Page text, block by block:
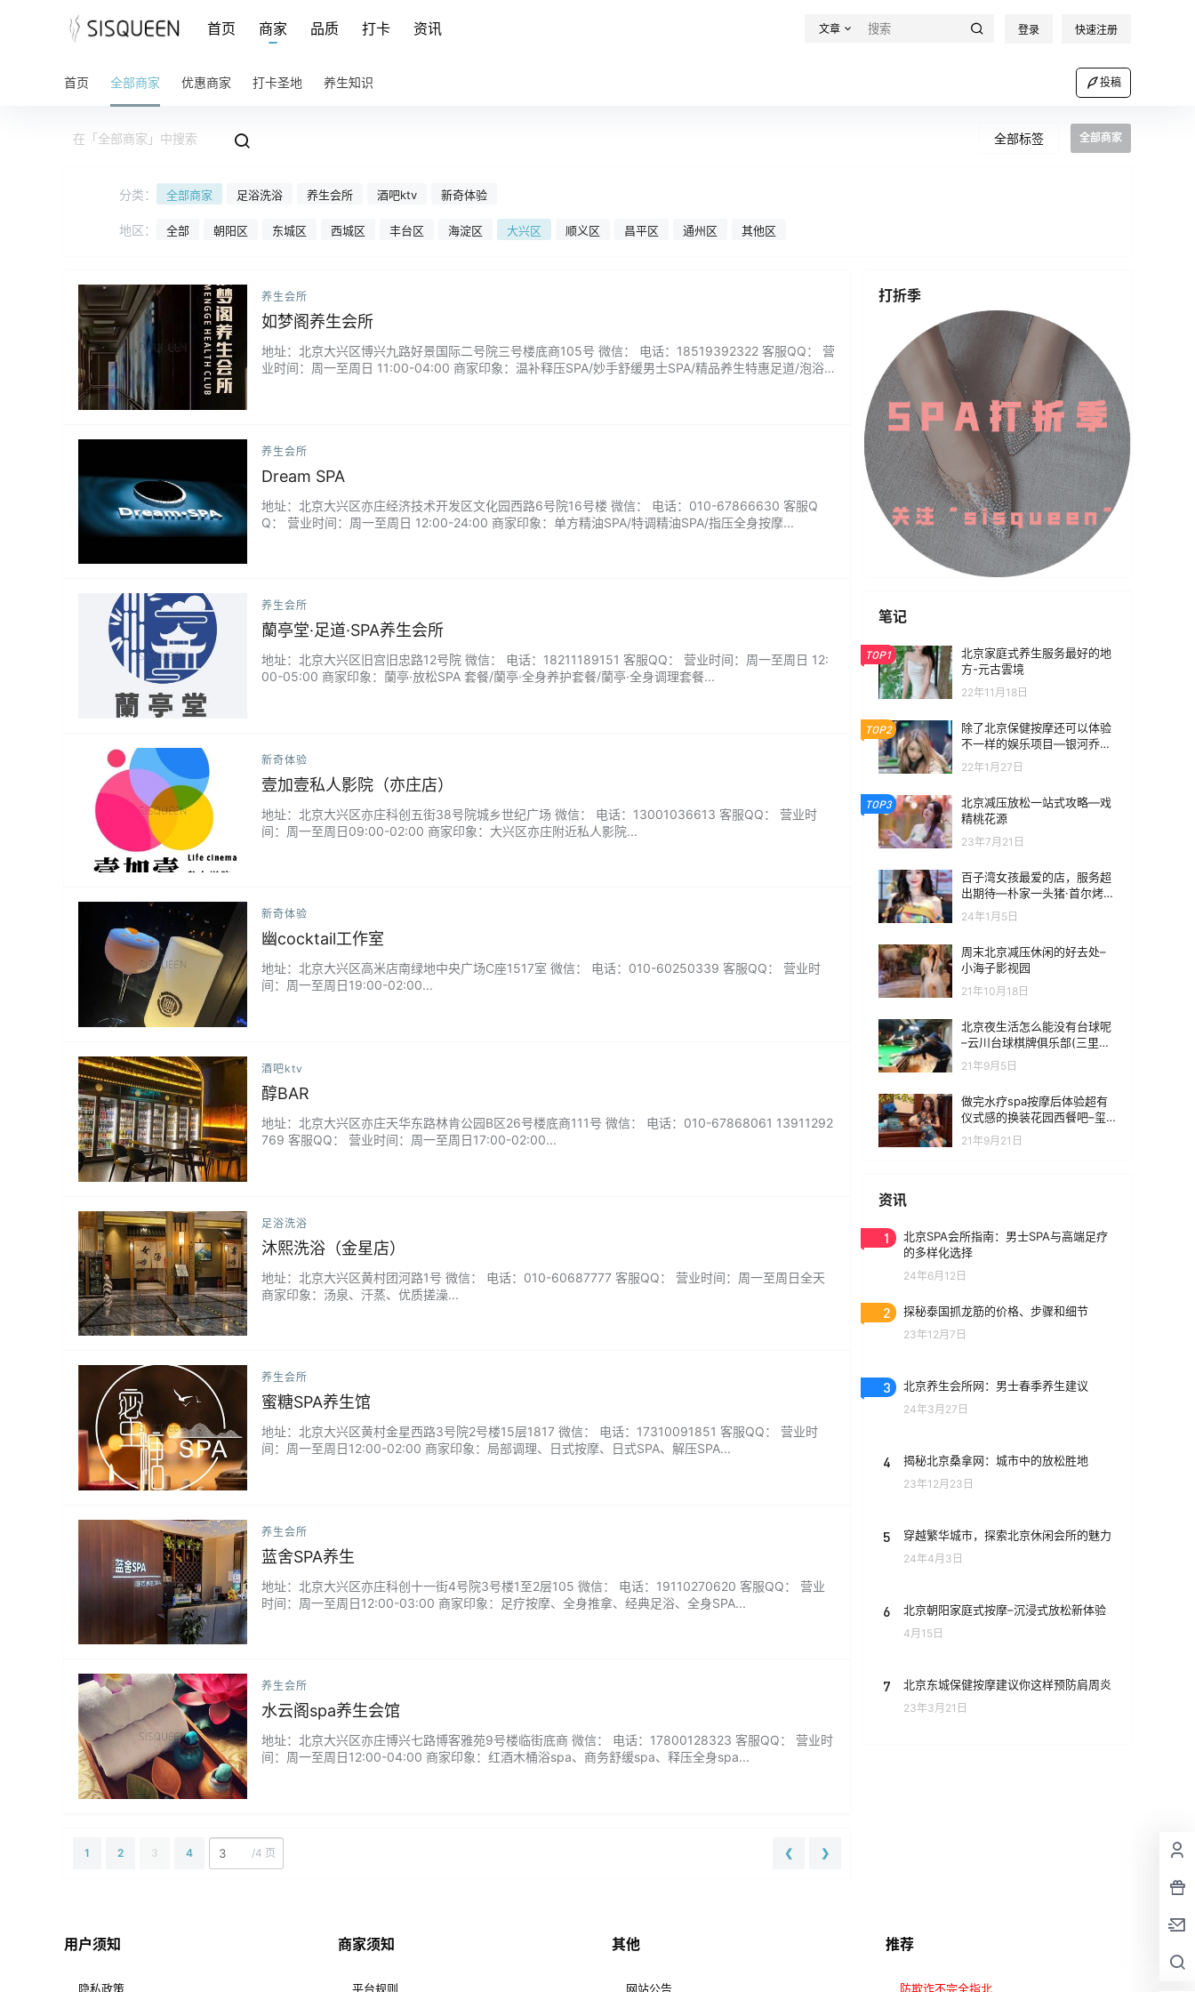
首页 商家 品质 打卡 资讯 文章 登录 快速注册
首页 全部商家 优惠商家 打卡圣地 养生知识 投稿
全部标签 全部商家
分类： 全部商家 足浴洗浴 养生会所 酒吧ktv 新奇体验
地区： 全部 朝阳区 东城区 西城区 丰台区 海淀区 大兴区 顺义区 昌平区 通州区 其他区
养生会所
如梦阁养生会所
地址：北京大兴区博兴九路好景国际二号院三号楼底商105号 微信： 电话：18519392322 客服QQ： 营
业时间：周一至周日 11:00-04:00 商家印象：温补释压SPA/妙手舒缓男士SPA/精品养生特惠足道/泡浴
养生会所
Dream SPA
地址：北京大兴区亦庄经济技术开发区文化园西路6号院16号楼 微信： 电话：010-67866630 客服Q
Q： 营业时间：周一至周日 12:00-24:00 商家印象：单方精油SPA/特调精油SPA/指压全身按摩...
养生会所
蘭亭堂·足道·SPA养生会所
地址：北京大兴区旧宫旧忠路12号院 微信： 电话：18211189151 客服QQ： 营业时间：周一至周日 12:
00-05:00 商家印象：蘭亭·放松SPA 套餐/蘭亭·全身养护套餐/蘭亭·全身调理套餐...
新奇体验
壹加壹私人影院（亦庄店）
地址：北京大兴区亦庄科创五街38号院城乡世纪广场 微信： 电话：13001036613 客服QQ： 营业时
间：周一至周日09:00-02:00 商家印象：大兴区亦庄附近私人影院...
新奇体验
幽cocktail工作室
地址：北京大兴区高米店南绿地中央广场C座1517室 微信： 电话：010-60250339 客服QQ： 营业时
间：周一至周日19:00-02:00...
酒吧ktv
醇BAR
地址：北京大兴区亦庄天华东路林肯公园B区26号楼底商111号 微信： 电话：010-67868061 13911292
769 客服QQ： 营业时间：周一至周日17:00-02:00...
足浴洗浴
沐熙洗浴（金星店）
地址：北京大兴区黄村团河路1号 微信： 电话：010-60687777 客服QQ： 营业时间：周一至周日全天
商家印象：汤泉、汗蒸、优质搓澡...
养生会所
蜜糖SPA养生馆
地址：北京大兴区黄村金星西路3号院2号楼15层1817 微信： 电话：17310091851 客服QQ： 营业时
间：周一至周日12:00-02:00 商家印象：局部调理、日式按摩、日式SPA、解压SPA...
养生会所
蓝舍SPA养生
地址：北京大兴区亦庄科创十一街4号院3号楼1至2层105 微信： 电话：19110270620 客服QQ： 营业
时间：周一至周日12:00-03:00 商家印象：足疗按摩、全身推拿、经典足浴、全身SPA...
养生会所
水云阁spa养生会馆
地址：北京大兴区亦庄博兴七路博客雅苑9号楼临街底商 微信： 电话：17800128323 客服QQ： 营业时
间：周一至周日12:00-04:00 商家印象：红酒木桶浴spa、商务舒缓spa、释压全身spa...
1 2 3 4 /4 页 ❮ ❯
打折季
笔记
TOP1
北京家庭式养生服务最好的地
方-元古雲境
22年11月18日
TOP2
除了北京保健按摩还可以体验
不一样的娱乐项目—银河乔氏
台球俱乐部
22年1月27日
TOP3
北京减压放松一站式攻略—戏
精桃花源
23年7月21日
百子湾女孩最爱的店，服务超
出期待—朴家一头猪·首尔烤肉
小排档（北京首店）
24年1月5日
周末北京减压休闲的好去处–
小海子影视园
21年10月18日
北京夜生活怎么能没有台球呢
–云川台球棋牌俱乐部(三里屯
店)
21年9月5日
做完水疗spa按摩后体验超有
仪式感的换装花园西餐吧–玺·
花园西餐吧
21年9月21日
资讯
1
北京SPA会所指南：男士SPA与高端足疗
的多样化选择
24年6月12日
2 探秘泰国抓龙筋的价格、步骤和细节
23年12月7日
3 北京养生会所网：男士春季养生建议
24年3月27日
4 揭秘北京桑拿网：城市中的放松胜地
23年12月23日
5 穿越繁华城市，探索北京休闲会所的魅力
24年4月3日
6 北京朝阳家庭式按摩–沉浸式放松新体验
4月15日
7 北京东城保健按摩建议你这样预防肩周炎
23年3月21日
用户须知
隐私政策
商家须知
平台规则
其他
网站公告
推荐
防欺诈不完全指北